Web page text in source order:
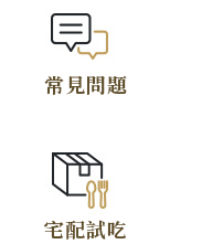
常見問題
宅配試吃
同意